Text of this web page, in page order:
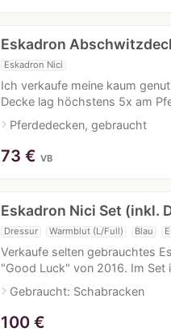
Eskadron
Eskadron Nici
Ich verkaufe meine kaum
Decke lag höchstens 5x am
navigate_nextPferdedecken, gebraucht
73 € VB
Eskadron Nici Set (inkl.
Dressur Warmblut (L/Full) Blau
Verkaufe selten gebrauchtes
"Good Luck" von 2016. Im Set
navigate_nextGebraucht: Schabracken
100 €